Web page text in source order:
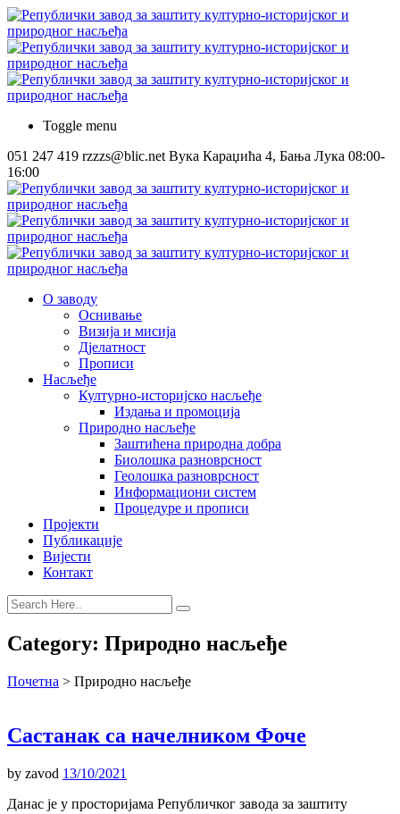
Toggle menu
051 247 419 rzzzs@blic.net Вука Караџића 4, Бања Лука 08:00-
16:00
О заводу
Оснивање
Визија и мисија
Дјелатност
Прописи
Насљеђе
Културно-историјско насљеђе
Издања и промоција
Природно насљеђе
Заштићена природна добра
Биолошка разноврсност
Геолошка разноврсност
Информациони систем
Процедуре и прописи
Пројекти
Публикације
Вијести
Контакт
Category: Природно насљеђе
Почетна > Природно насљеђе
Састанак са начелником Фоче
by zavod 13/10/2021
Данас је у просторијама Републичког завода за заштиту